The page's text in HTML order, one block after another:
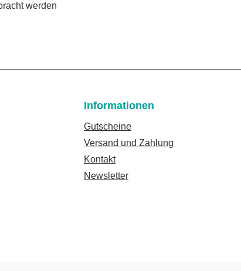
werden
Informationen
Gutscheine
Versand und Zahlung
Kontakt
Newsletter